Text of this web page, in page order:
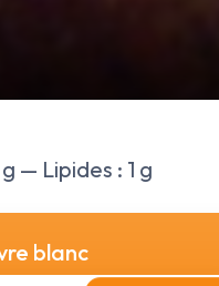
— Lipides : 1 g
blanc